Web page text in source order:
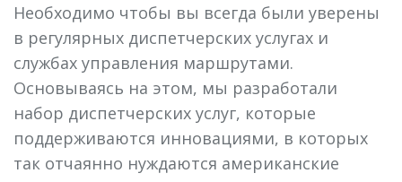
Необходимо чтобы вы всегда были уверены
в регулярных диспетчерских услугах и
службах управления маршрутами.
Основываясь на этом, мы разработали
набор диспетчерских услуг, которые
поддерживаются инновациями, в которых
так отчаянно нуждаются американские